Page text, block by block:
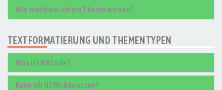
Wie markiere ich ein Thema als neu?
TEXTFORMATIERUNG UND THEMENTYPEN
Was ist BBCode?
Kann ich HTML benutzen?